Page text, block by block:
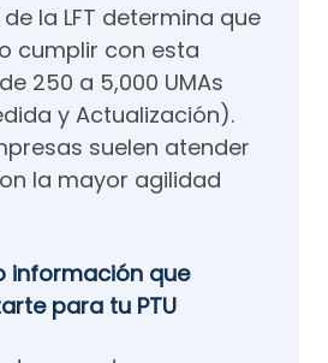
la LFT determina que
cumplir con esta
250 a 5,000 UMAs
y Actualización).
suelen atender
la mayor agilidad
información que
para tu PTU